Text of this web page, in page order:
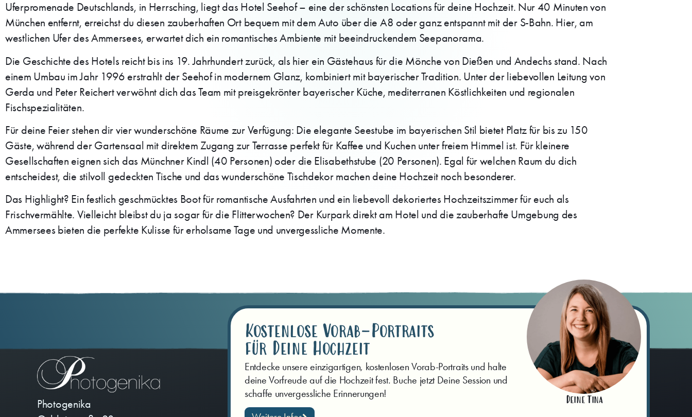
Uferpromenade Deutschlands, in Herrsching, liegt das Hotel Seehof – eine der schönsten Locations für deine Hochzeit. Nur 40 Minuten von
München entfernt, erreichst du diesen zauberhaften Ort bequem mit dem Auto über die A8 oder ganz entspannt mit der S-Bahn. Hier, am
westlichen Ufer des Ammersees, erwartet dich ein romantisches Ambiente mit beeindruckendem Seepanorama.
Die Geschichte des Hotels reicht bis ins 19. Jahrhundert zurück, als hier ein Gästehaus für die Mönche von Dießen und Andechs stand. Nach
einem Umbau im Jahr 1996 erstrahlt der Seehof in modernem Glanz, kombiniert mit bayerischer Tradition. Unter der liebevollen Leitung von
Gerda und Peter Reichert verwöhnt dich das Team mit preisgekrönter bayerischer Küche, mediterranen Köstlichkeiten und regionalen
Fischspezialitäten.
Für deine Feier stehen dir vier wunderschöne Räume zur Verfügung: Die elegante Seestube im bayerischen Stil bietet Platz für bis zu 150
Gäste, während der Gartensaal mit direktem Zugang zur Terrasse perfekt für Kaffee und Kuchen unter freiem Himmel ist. Für kleinere
Gesellschaften eignen sich das Münchner Kindl (40 Personen) oder die Elisabethstube (20 Personen). Egal für welchen Raum du dich
entscheidest, die stilvoll gedeckten Tische und das wunderschöne Tischdekor machen deine Hochzeit noch besonderer.
Das Highlight? Ein festlich geschmücktes Boot für romantische Ausfahrten und ein liebevoll dekoriertes Hochzeitszimmer für euch als
Frischvermählte. Vielleicht bleibst du ja sogar für die Flitterwochen? Der Kurpark direkt am Hotel und die zauberhafte Umgebung des
Ammersees bieten die perfekte Kulisse für erholsame Tage und unvergessliche Momente.
Photogenika
Kostenlose Vorab-Portraits
für Deine Hochzeit
Entdecke unsere einzigartigen, kostenlosen Vorab-Portraits und halte
deine Vorfreude auf die Hochzeit fest. Buche jetzt Deine Session und
schaffe unvergessliche Erinnerungen!
Deine Tina